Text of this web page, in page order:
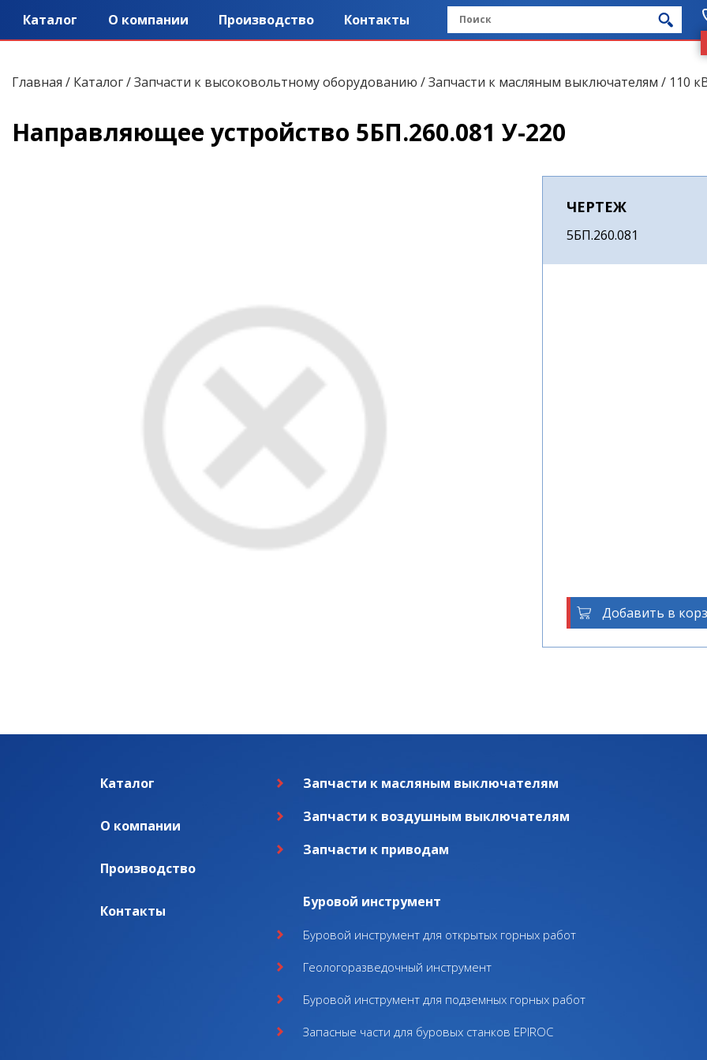
Каталог О компании Производство Контакты
Главная / Каталог/Запчасти к высоковольтному оборудованию /Запчасти к масляным выключателям / 110
Направляющее устройство 5БП.260.081 У-220
ЧЕРТЕЖ
5БП.260.081
Добавить в
Каталог
О компании
Производство
Контакты
Запчасти к масляным выключателям
Запчасти к воздушным выключателям
Запчасти к приводам
Буровой инструмент
Буровой инструмент для открытых горных работ
Геологоразведочный инструмент
Буровой инструмент для подземных горных работ
Запасные части для буровых станков EPIROC